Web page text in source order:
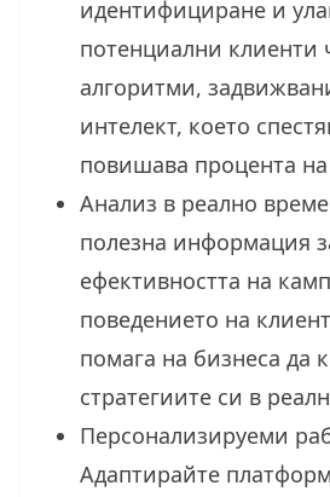
идентифициране и
потенциални клиенти
алгоритми,
интелект, което
повишава процента
Анализ в реално
полезна информация
ефективността на
поведението на
помага на бизнеса да
стратегиите си в
Персонализируеми
Адаптирайте